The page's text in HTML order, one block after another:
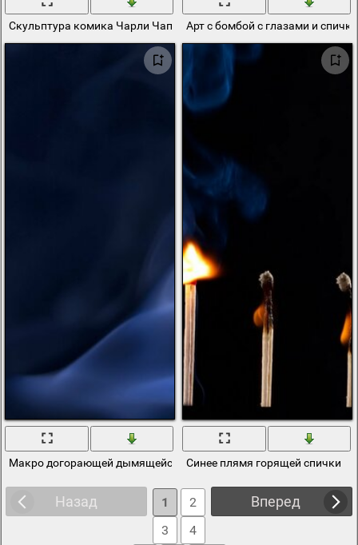
Скульптура комика Чарли Чаплина из спичекАрт с бомбой с глазами и
Макро догорающей дымящейся спичкиСинее плямя горящей спички
Назад Вперед
1
2
3
4